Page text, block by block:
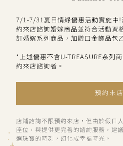
7/1-7/31夏日情緣優惠活動實施中
約來店諮詢婚嫁商品並符合活動資
訂婚嫁系列商品，加贈口金飾品包
*上述優惠不含U-TREASURE系列
約來店諮詢者。
預約來店
店鋪諮詢不限預約來店，但由於假日
座位，與提供更完善的諮詢服務，建
選珠寶的時刻，幻化成幸福時光。